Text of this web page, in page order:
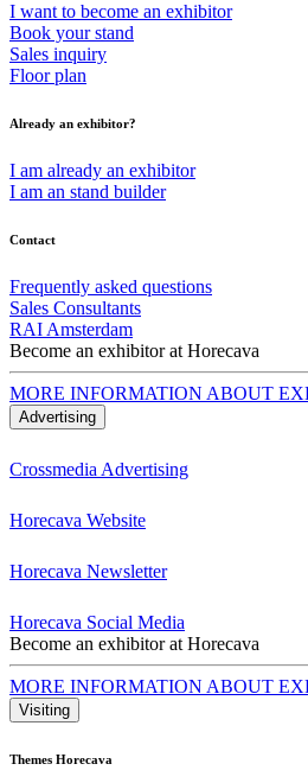
I want to become an exhibitor
Book your stand
Sales inquiry
Floor plan
Already an exhibitor?
I am already an exhibitor
I am an stand builder
Contact
Frequently asked questions
Sales Consultants
RAI Amsterdam
Become an exhibitor at Horecava
MORE INFORMATION ABOUT
Advertising
Crossmedia Advertising
Horecava Website
Horecava Newsletter
Horecava Social Media
Become an exhibitor at Horecava
MORE INFORMATION ABOUT
Visiting
Themes Horecava